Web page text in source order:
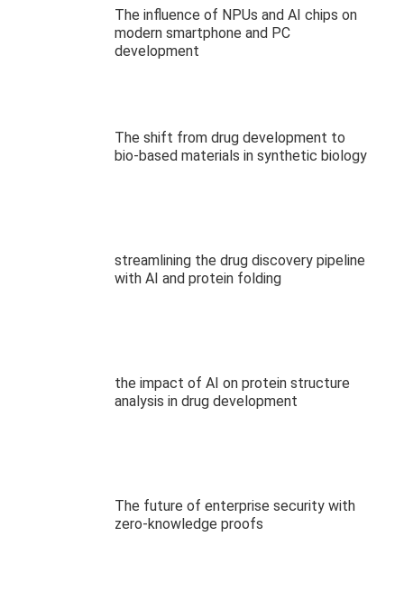
The influence of NPUs and AI chips on
modern smartphone and PC
development
The shift from drug development to
bio-based materials in synthetic biology
streamlining the drug discovery pipeline
with AI and protein folding
the impact of AI on protein structure
analysis in drug development
The future of enterprise security with
zero-knowledge proofs